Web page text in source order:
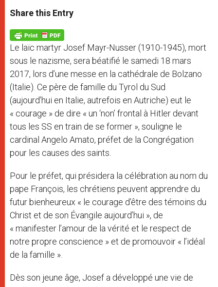
t
s
p
p
s
e
g
e
r
e
b
o
k
Share this Entry
Le laïc martyr Josef Mayr-Nusser (1910-1945), mort
sous le nazisme, sera béatifié le samedi 18 mars
2017, lors d’une messe en la cathédrale de Bolzano
(Italie). Ce père de famille du Tyrol du Sud
(aujourd’hui en Italie, autrefois en Autriche) eut le
« courage » de dire « un ‘non’ frontal à Hitler devant
tous les SS en train de se former », souligne le
cardinal Angelo Amato, préfet de la Congrégation
pour les causes des saints.
Pour le préfet, qui présidera la célébration au nom du
pape François, les chrétiens peuvent apprendre du
futur bienheureux « le courage d’être des témoins du
Christ et de son Évangile aujourd’hui », de
« manifester l’amour de la vérité et le respect de
notre propre conscience » et de promouvoir « l’idéal
de la famille ».
Dès son jeune âge, Josef a développé une vie de